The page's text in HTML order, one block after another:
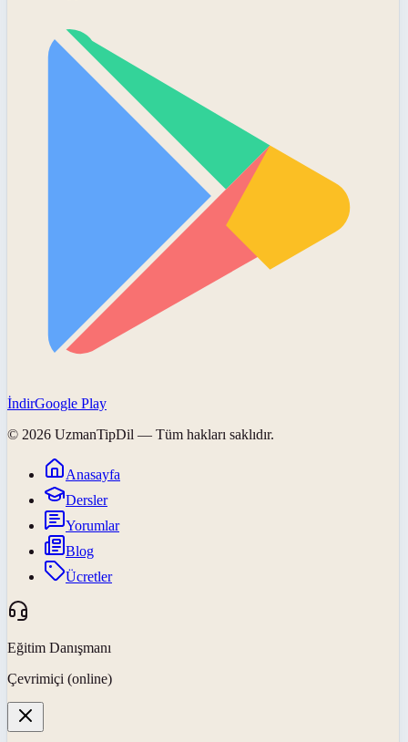
İndirGoogle Play
© 2026 UzmanTipDil — Tüm hakları saklıdır.
Anasayfa
Dersler
Yorumlar
Blog
Ücretler
Eğitim Danışmanı
Çevrimiçi (online)